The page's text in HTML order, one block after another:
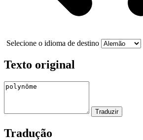
Selecione o idioma de destino
Texto original
Tradução